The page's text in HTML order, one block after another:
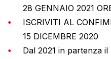
28 GENNAIO 2021
ISCRIVITI AL
15 DICEMBRE 2020
Dal 2021 in partenza